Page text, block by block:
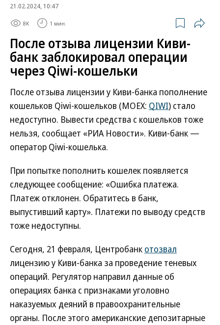
21.02.2024, 10:47
8K 1 мин.
После отзыва лицензии Киви-
банк заблокировал операции
через Qiwi-кошельки
После отзыва лицензии у Киви-банка пополнение
кошельков Qiwi-кошельков (MOEX: QIWI) стало
недоступно. Вывести средства с кошельков тоже
нельзя, сообщает «РИА Новости». Киви-банк —
оператор Qiwi-кошелька.
При попытке пополнить кошелек появляется
следующее сообщение: «Ошибка платежа.
Платеж отклонен. Обратитесь в банк,
выпустивший карту». Платежи по выводу средств
тоже недоступны.
Сегодня, 21 февраля, Центробанк отозвал
лицензию у Киви-банка за проведение теневых
операций. Регулятор направил данные об
операциях банка с признаками уголовно
наказуемых деяний в правоохранительные
органы. После этого американские депозитарные